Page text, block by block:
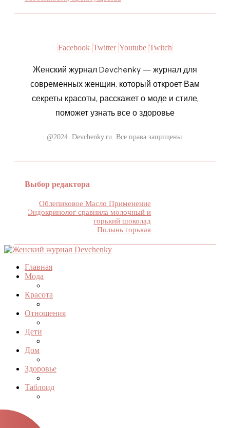
Facebook Twitter Youtube Twitch
Женский журнал Devchenky — журнал для
современных женщин, который откроет Вам
секреты красоты, расскажет о моде и стиле,
поможет узнать все о здоровье
@2024 Devchenky.ru. Все права защищены.
Выбор редактора
Облепиховое Масло Применение
Эндокринолог сравнила молочный и
горький шоколад
Полынь горькая
Главная
Мода
Красота
Отношения
Дети
Дом
Здоровье
Таблоид